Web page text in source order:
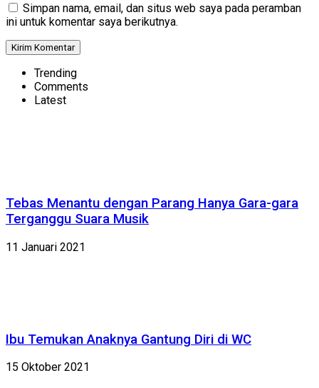
Simpan nama, email, dan situs web saya pada peramban
ini untuk komentar saya berikutnya.
Trending
Comments
Latest
Tebas Menantu dengan Parang Hanya Gara-gara
Terganggu Suara Musik
11 Januari 2021
Ibu Temukan Anaknya Gantung Diri di WC
15 Oktober 2021